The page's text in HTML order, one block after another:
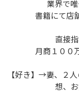
業界で
書籍にて店
直接
月商１００
【好き】→妻、２
想、